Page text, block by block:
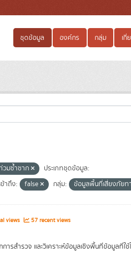
ชุดข้อมูล องค์กร กลุ่ม เกี่
มซ้ำซาก
ประเภทชุดข้อมูล:
ข้าถึง: false กลุ่ม: ข้อมูลพื้นที่เสี่ยงภัยท
views 57 recent views
รสำรวจ และวิเคราะห์ข้อมูลเชิงพื้นที่ข้อมูลที่